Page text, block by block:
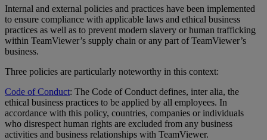
Internal and external policies and practices have been implemented
to ensure compliance with applicable laws and ethical business
practices as well as to prevent modern slavery or human trafficking
within TeamViewer’s supply chain or any part of TeamViewer’s
business.
Three policies are particularly noteworthy in this context:
Code of Conduct: The Code of Conduct defines, inter alia, the
ethical business practices to be applied by all employees. In
accordance with this policy, countries, companies or individuals
who disrespect human rights are excluded from any business
activities and business relationships with TeamViewer.